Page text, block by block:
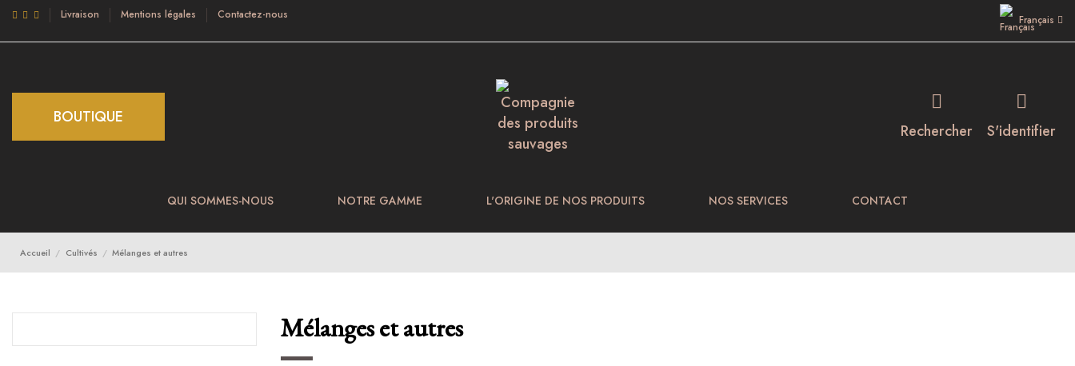
Livraison Mentions légales Contactez-nous Français
BOUTIQUE
Rechercher S'identifier
QUI SOMMES-NOUS NOTRE GAMME L'ORIGINE DE NOS PRODUITS NOS SERVICES CONTACT
Accueil Cultivés Mélanges et autres
Mélanges et autres